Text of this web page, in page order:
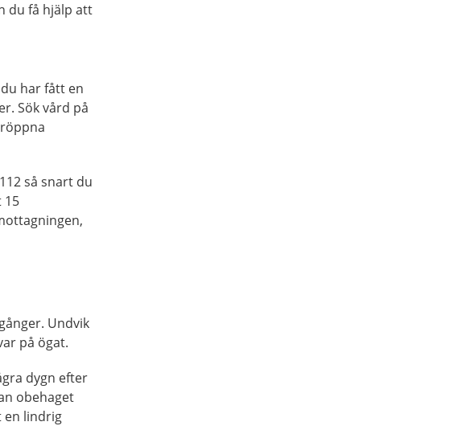
du få hjälp att
har fått en
Sök vård på
så snart du
15
Undvik
på ögat.
dygn efter
obehaget
en lindrig